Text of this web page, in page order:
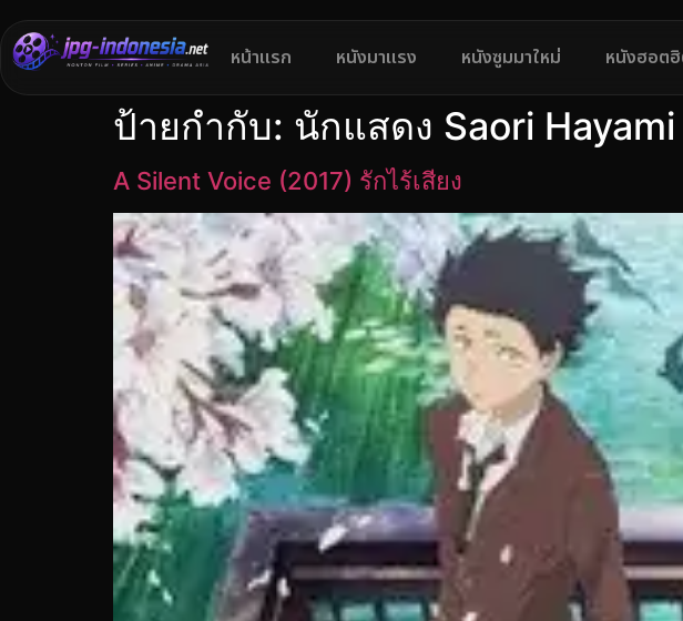
หน้าแรก หนังมาแรง หนังซูมมาใหม่ หนังฮอต
ป้ายกำกับ: นักแสดง Saori Hayami
A Silent Voice (2017) รักไร้เสียง